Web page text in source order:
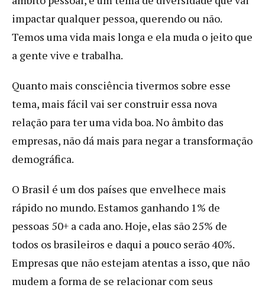
impactar qualquer pessoa, querendo ou não.
Temos uma vida mais longa e ela muda o jeito que
a gente vive e trabalha.
Quanto mais consciência tivermos sobre esse
tema, mais fácil vai ser construir essa nova
relação para ter uma vida boa. No âmbito das
empresas, não dá mais para negar a transformação
demográfica.
O Brasil é um dos países que envelhece mais
rápido no mundo. Estamos ganhando 1% de
pessoas 50+ a cada ano. Hoje, elas são 25% de
todos os brasileiros e daqui a pouco serão 40%.
Empresas que não estejam atentas a isso, que não
mudem a forma de se relacionar com seus